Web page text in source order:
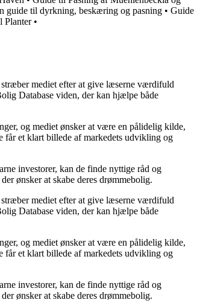
guide til dyrkning, beskæring og pasning • Guide
Planter•
stræber mediet efter at give læserne værdifuld
Database viden, der kan hjælpe både
og mediet ønsker at være en pålidelig kilde,
får et klart billede af markedets udvikling og
investorer, kan de finde nyttige råd og
ønsker at skabe deres drømmebolig.
stræber mediet efter at give læserne værdifuld
Database viden, der kan hjælpe både
og mediet ønsker at være en pålidelig kilde,
får et klart billede af markedets udvikling og
investorer, kan de finde nyttige råd og
ønsker at skabe deres drømmebolig.